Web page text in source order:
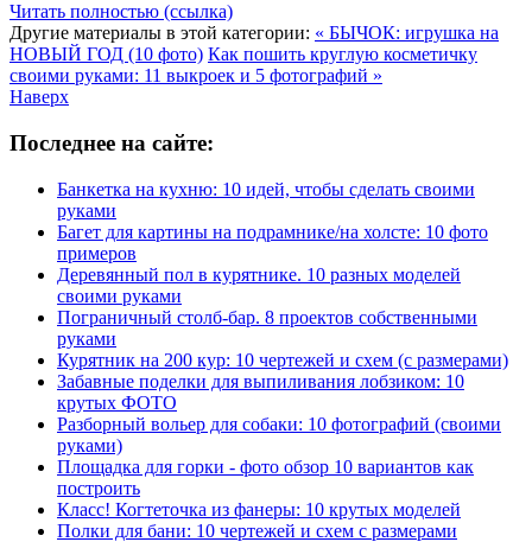
Читать полностью (ссылка)
Другие материалы в этой категории: « БЫЧОК: игрушка на
НОВЫЙ ГОД (10 фото) Как пошить круглую косметичку
своими руками: 11 выкроек и 5 фотографий »
Наверх
Последнее на сайте:
Банкетка на кухню: 10 идей, чтобы сделать своими
руками
Багет для картины на подрамнике/на холсте: 10 фото
примеров
Деревянный пол в курятнике. 10 разных моделей
своими руками
Пограничный столб-бар. 8 проектов собственными
руками
Курятник на 200 кур: 10 чертежей и схем (с размерами)
Забавные поделки для выпиливания лобзиком: 10
крутых ФОТО
Разборный вольер для собаки: 10 фотографий (своими
руками)
Площадка для горки - фото обзор 10 вариантов как
построить
Класс! Когтеточка из фанеры: 10 крутых моделей
Полки для бани: 10 чертежей и схем с размерами